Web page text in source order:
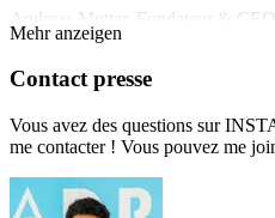
Andreas Mutter, Fondateur & CEO
Mehr anzeigen
Contact presse
Vous avez des questions sur
me contacter ! Vous pouvez me